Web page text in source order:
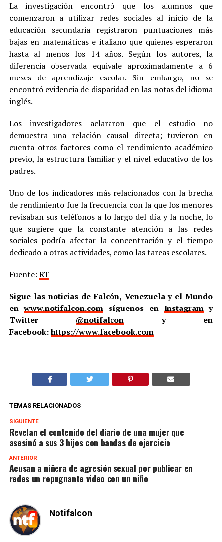
La investigación encontró que los alumnos que
comenzaron a utilizar redes sociales al inicio de la
educación secundaria registraron puntuaciones más
bajas en matemáticas e italiano que quienes esperaron
hasta al menos los 14 años. Según los autores, la
diferencia observada equivale aproximadamente a 6
meses de aprendizaje escolar. Sin embargo, no se
encontró evidencia de disparidad en las notas del idioma
inglés.
Los investigadores aclararon que el estudio no
demuestra una relación causal directa; tuvieron en
cuenta otros factores como el rendimiento académico
previo, la estructura familiar y el nivel educativo de los
padres.
Uno de los indicadores más relacionados con la brecha
de rendimiento fue la frecuencia con la que los menores
revisaban sus teléfonos a lo largo del día y la noche, lo
que sugiere que la constante atención a las redes
sociales podría afectar la concentración y el tiempo
dedicado a otras actividades, como las tareas escolares.
Fuente: RT
Sigue las noticias de Falcón, Venezuela y el Mundo
enwww.notifalcon.com síguenos en Instagramy
Twitter @notifalcony en
Facebook:https://www.facebook.com
TEMAS RELACIONADOS
SIGUIENTE
Revelan el contenido del diario de una mujer que
asesinó a sus 3 hijos con bandas de ejercicio
ANTERIOR
Acusan a niñera de agresión sexual por publicar en
redes un repugnante video con un niño
Notifalcon